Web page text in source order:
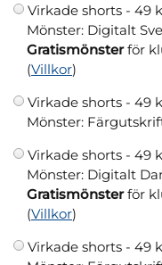
Virkade shorts - 49
Mönster: Digitalt
Gratismönsterför
(Villkor)
Virkade shorts - 49
Mönster:
Virkade shorts - 49
Mönster: Digitalt
Gratismönsterför
(Villkor)
Virkade shorts - 49